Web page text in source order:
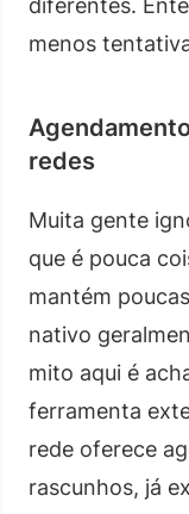
diferentes.
menos
redes
Muita gente
que é pouca
mantém
nativo
mito aqui é
ferramenta
rede oferece
rascunhos, já